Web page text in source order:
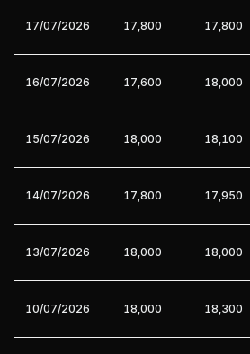
17/07/2026 17,800 17,800
16/07/2026 17,600 18,000
15/07/2026 18,000 18,100
14/07/2026 17,800 17,950
13/07/2026 18,000 18,000
10/07/2026 18,000 18,300